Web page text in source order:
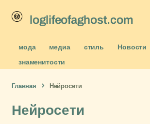
loglifeofaghost.com
мода медиа стиль
Новости
знаменитости
Главная Нейросети
Нейросети